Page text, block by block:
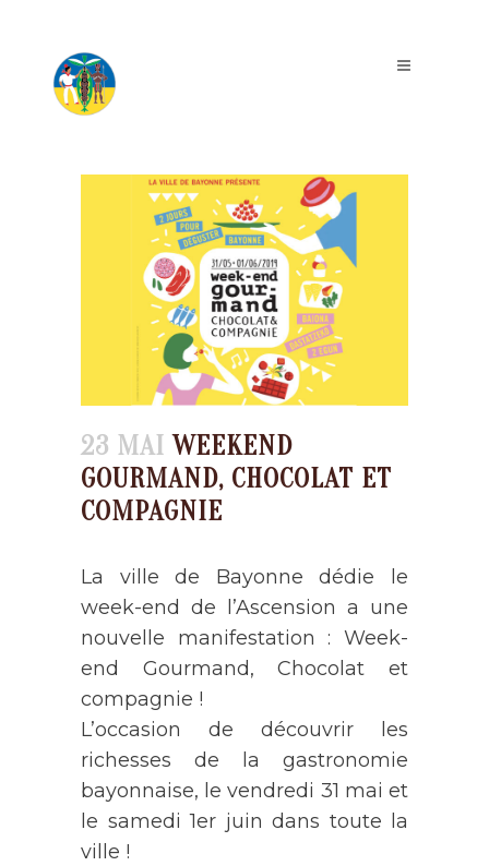
23 MAI WEEKEND
GOURMAND, CHOCOLAT ET
COMPAGNIE
La ville de Bayonne dédie le
week-end de l’Ascension a une
nouvelle manifestation : Week-
end Gourmand, Chocolat et
compagnie !
L’occasion de découvrir les
richesses de la gastronomie
bayonnaise, le vendredi 31 mai et
le samedi 1er juin dans toute la
ville !